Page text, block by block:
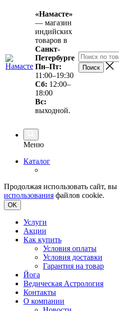
«Намасте»
— магазин
индийских
товаров в
Санкт-
Петербурге
Пн–Пт:
11:00–19:30
Сб: 12:00–
18:00
Вс:
выходной.
Меню
Каталог
Продолжая использовать сайт, вы
использования файлов cookie.
OK
Услуги
Акции
Как купить
Условия оплаты
Условия доставки
Гарантия на товар
Йога
Ведическая Астрология
Контакты
О компании